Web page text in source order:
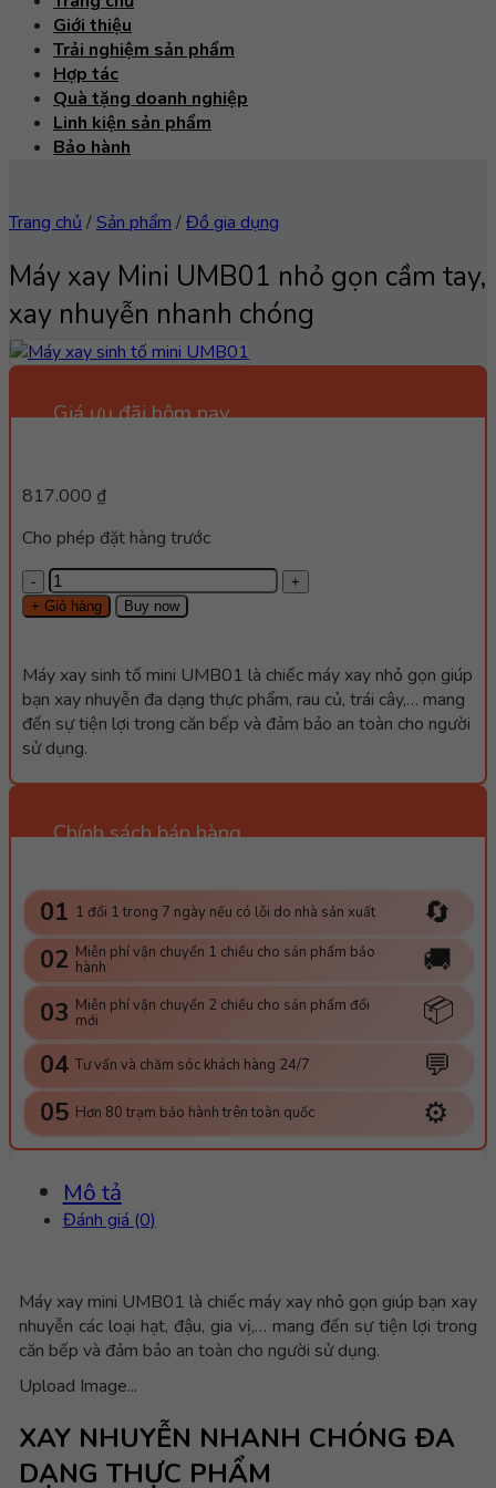
Giới thiệu
Trải nghiệm sản phẩm
Hợp tác
Quà tặng doanh nghiệp
Linh kiện sản phẩm
Bảo hành
Trang chủ / Sản phẩm /Đồ gia dụng
Máy xay Mini UMB01 nhỏ gọn cầm tay,
xay nhuyễn nhanh chóng
Giá ưu đãi hôm nay
817.000 ₫
Cho phép đặt hàng trước
Máy
xay
nhỏ
gọn
cầm
tay,
nhanh
lượng
+ Giỏ hàng Buy now
Máy xay sinh tố mini UMB01 là chiếc máy xay nhỏ gọn giúp
bạn xay nhuyễn đa dạng thực phẩm, rau củ, trái cây,… mang
đến sự tiện lợi trong căn bếp và đảm bảo an toàn cho người
sử dụng.
Chính sách bán hàng
01 1 đổi 1 trong 7 ngày nếu có lỗi do nhà sản xuất 🔄
02 Miễn phí vận chuyển 1 chiều cho sản phẩm bảo
hành 🚚
03 Miễn phí vận chuyển 2 chiều cho sản phẩm đổi
mới 📦
04 Tư vấn và chăm sóc khách hàng 24/7 💬
05 Hơn 80 trạm bảo hành trên toàn quốc ⚙️
Mô tả
Đánh giá (0)
Máy xay mini UMB01 là chiếc máy xay nhỏ gọn giúp bạn xay
nhuyễn các loại hạt, đậu, gia vị,… mang đến sự tiện lợi trong
căn bếp và đảm bảo an toàn cho người sử dụng.
Upload Image...
XAY NHUYỄN NHANH CHÓNG ĐA
DẠNG THỰC PHẨM